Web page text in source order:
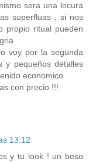
sera una locura
superfluas , si nos
propio ritual pueden
voy por la segunda
y pequeños detalles
economico
con precio !!!
13:12
y tu look ! un beso